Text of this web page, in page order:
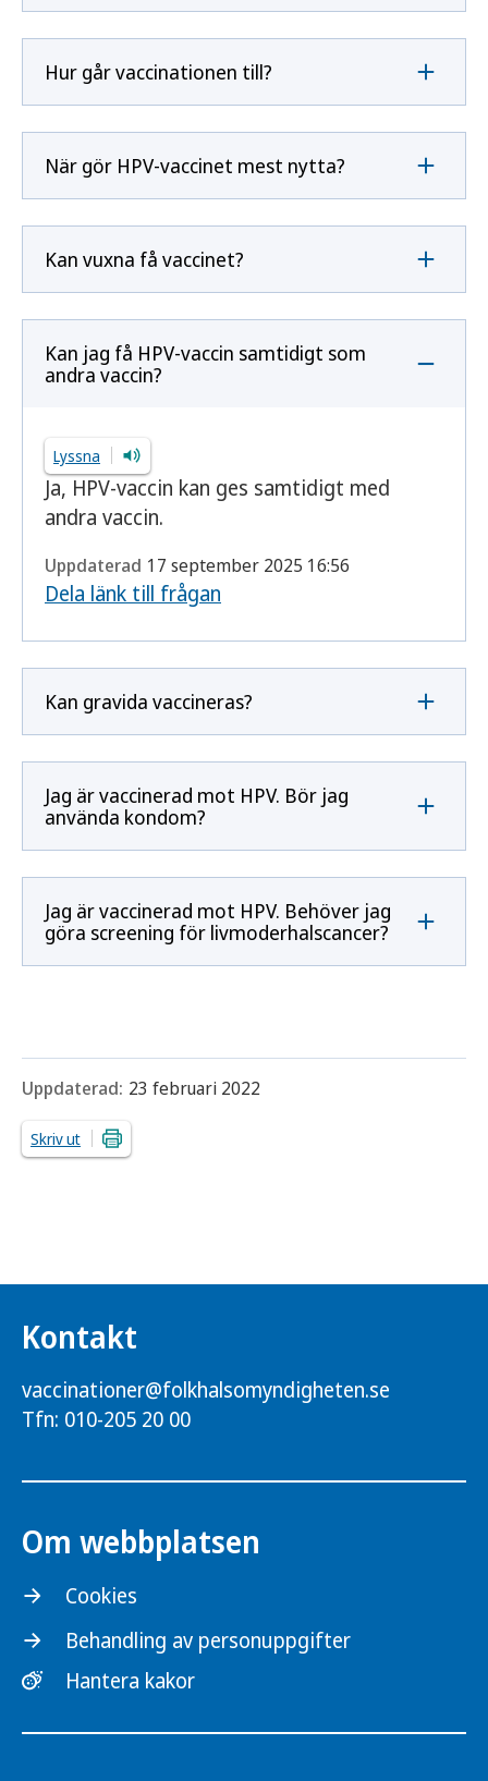
Hur går vaccinationen till?
När gör HPV-vaccinet mest nytta?
Kan vuxna få vaccinet?
Kan jag få HPV-vaccin samtidigt som
andra vaccin?
Lyssna
Ja, HPV-vaccin kan ges samtidigt med
andra vaccin.
Uppdaterad 17 september 2025 16:56
Dela länk till frågan
Kan gravida vaccineras?
Jag är vaccinerad mot HPV. Bör jag
använda kondom?
Jag är vaccinerad mot HPV. Behöver jag
göra screening för livmoderhalscancer?
Uppdaterad: 23 februari 2022
Skriv ut
Kontakt
vaccinationer@folkhalsomyndigheten.se
Tfn: 010-205 20 00
Om webbplatsen
Cookies
Behandling av personuppgifter
Hantera kakor